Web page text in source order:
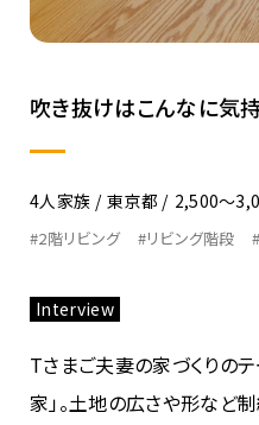
吹き抜けはこんなに気持
4人家族 東京都 2,500〜
#2階リビング #リビング階段
Interview
Tさまご夫妻の家づくりの
家」。土地の広さや形など